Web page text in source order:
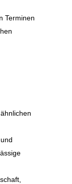
Terminen